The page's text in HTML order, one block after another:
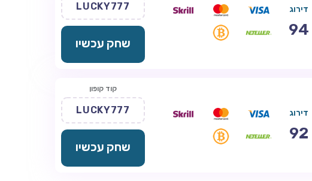
דירוג
94
LUCKY777
שחק עכשיו
דירוג
92
קוד קופון
LUCKY777
שחק עכשיו